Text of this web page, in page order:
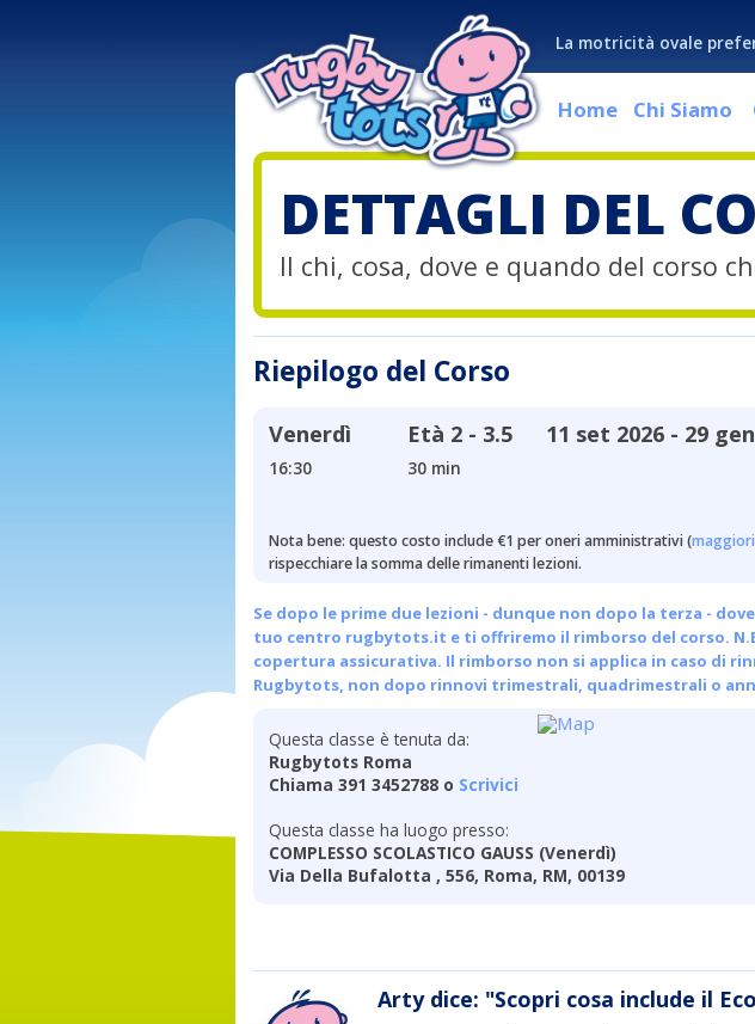
La motricità ovale
Home Chi Siamo
DETTAGLI DEL
Il chi, cosa, dove e quando del corso
Riepilogo del Corso
Venerdì
16:30
Età 2 - 3.5
30 min
11 set 2026 - 29
Nota bene: questo costo include €1 per oneri amministrativi (
rispecchiare la somma delle rimanenti lezioni.
Se dopo le prime due lezioni - dunque non dopo la terza -
tuo centro rugbytots.it e ti offriremo il rimborso del corso.
copertura assicurativa. Il rimborso non si applica in caso di
Rugbytots, non dopo rinnovi trimestrali, quadrimestrali o
Questa classe è tenuta da:
Rugbytots Roma
Chiama 391 3452788 o Scrivici
Questa classe ha luogo presso:
COMPLESSO SCOLASTICO GAUSS (Venerdì)
Via Della Bufalotta , 556, Roma, RM, 00139
Arty dice: "Scopri cosa include il